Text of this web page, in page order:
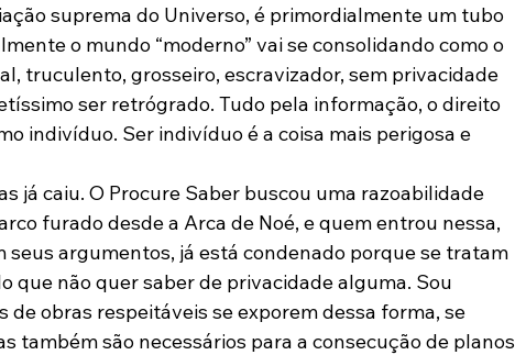
suprema do Universo, é primordialmente um tubo
o mundo “moderno” vai se consolidando como o
truculento, grosseiro, escravizador, sem privacidade
ser retrógrado. Tudo pela informação, o direito
indivíduo. Ser indivíduo é a coisa mais perigosa e
já caiu. O Procure Saber buscou uma razoabilidade
furado desde a Arca de Noé, e quem entrou nessa,
seus argumentos, já está condenado porque se tratam
que não quer saber de privacidade alguma. Sou
obras respeitáveis se exporem dessa forma, se
também são necessários para a consecução de planos